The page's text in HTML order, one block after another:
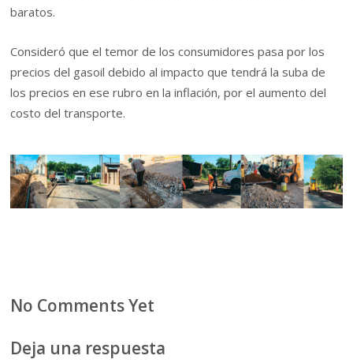
baratos.
Consideró que el temor de los consumidores pasa por los
precios del gasoil debido al impacto que tendrá la suba de
los precios en ese rubro en la inflación, por el aumento del
costo del transporte.
No Comments Yet
Deja una respuesta